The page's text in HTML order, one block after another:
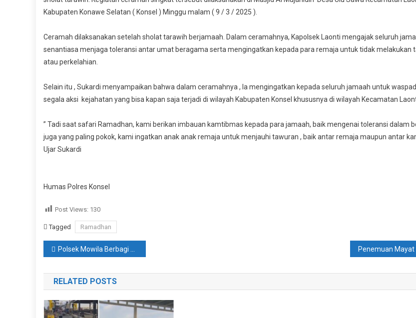
H,
Laonti
Ingatkan
Imbau
Remaja
Lakukan
Tawuran
Kabupaten Konawe Selatan ( Konsel ) Minggu malam ( 9 / 3 / 2025 ).
Ceramah dilaksanakan setelah sholat tarawih berjamaah. Dalam ceramahnya, Kapolsek Laonti mengajak seluruh
senantiasa menjaga toleransi antar umat beragama serta mengingatkan kepada para remaja untuk tidak melakukan
atau perkelahian.
Selain itu , Sukardi menyampaikan bahwa dalam ceramahnya , Ia mengingatkan kepada seluruh jamaah untuk
segala aksi kejahatan yang bisa kapan saja terjadi di wilayah Kabupaten Konsel khususnya di wilayah Kecamatan
” Tadi saat safari Ramadhan, kami berikan imbauan kamtibmas kepada para jamaah, baik mengenai toleransi dalam
juga yang paling pokok, kami ingatkan anak anak remaja untuk menjauhi tawuran , baik antar remaja maupun antar
Ujar Sukardi
Humas Polres Konsel
Post Views: 130
Tagged Ramadhan
Navigasi
pos
Polsek Mowila Berbagi Takjil Buka Puasa Ramadhan 1446 H. Kapolsek ; Wujud Peduli Polri Sesama Hamba Yang Berpuasa
RELATED POSTS